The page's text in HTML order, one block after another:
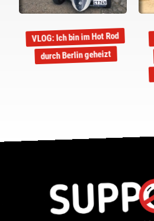
VLOG: Ich bin im Hot Rod
durch Berlin geheizt